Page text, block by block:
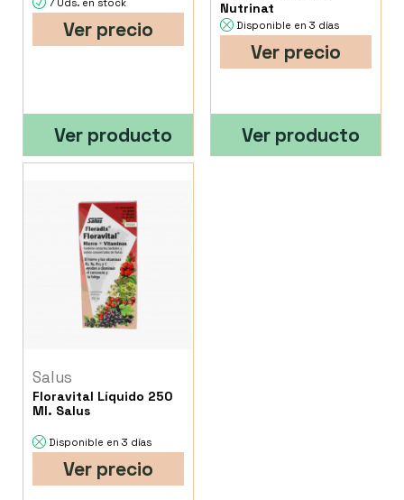
7 Uds. en stock
Ver precio
Ver producto
Nutrinat
Disponible en 3 días
Ver precio
Ver producto
Salus
Floravital Líquido 250
Ml. Salus
Disponible en 3 días
Ver precio